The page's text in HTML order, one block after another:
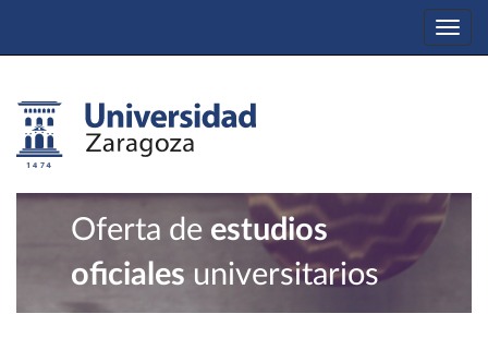
Oferta de estudios
oficiales universitarios